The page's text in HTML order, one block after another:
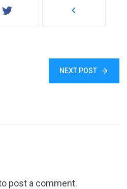
NEXT POST
post a comment.